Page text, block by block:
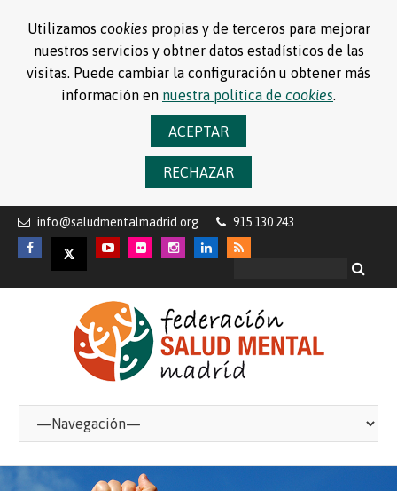
Utilizamos cookies propias y de terceros para mejorar
nuestros servicios y obtner datos estadísticos de las
visitas. Puede cambiar la configuración u obtener más
información en nuestra política de cookies.
ACEPTAR
RECHAZAR
info@saludmentalmadrid.org 915 130 243